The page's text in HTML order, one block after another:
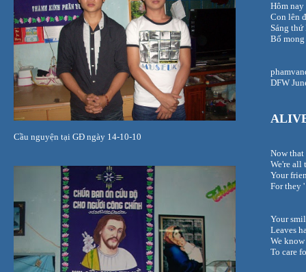
Cầu nguyện tại GĐ ngày 14-10-10
Hôm
Con lên
Sáng
Bố
DFW
Now that
We're all
Your
For they
Your
Leaves
We
To care